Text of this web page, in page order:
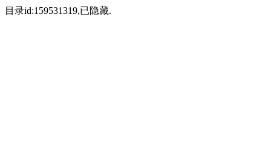
目录id:159531319,已隐藏.